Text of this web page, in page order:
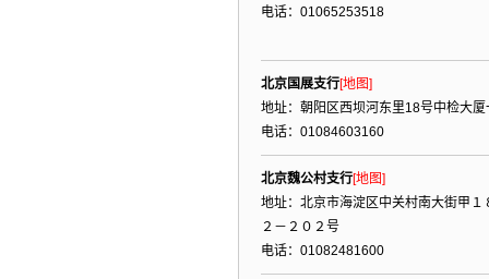
电话：01065253518
北京国展支行[地图]
地址：朝阳区西坝河东里18号中检大厦
电话：01084603160
北京魏公村支行[地图]
地址：北京市海淀区中关村南大街甲１
２－２０２号
电话：01082481600